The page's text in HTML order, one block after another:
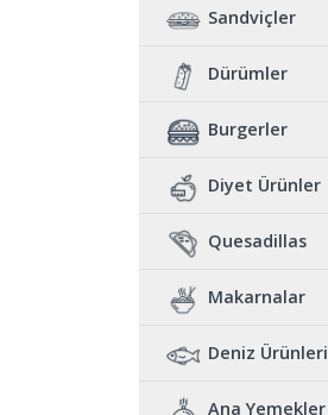
Sandviçler
Dürümler
Burgerler
Diyet Ürünler
Quesadillas
Makarnalar
Deniz Ürünleri
Ana Yemekler